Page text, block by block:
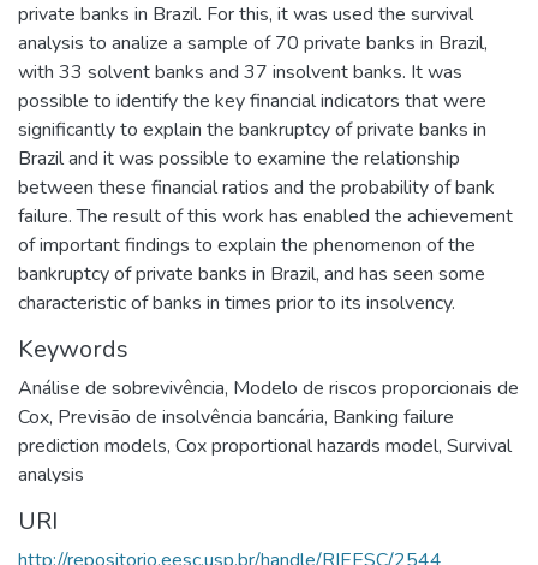
private banks in Brazil. For this, it was used the survival
analysis to analize a sample of 70 private banks in Brazil,
with 33 solvent banks and 37 insolvent banks. It was
possible to identify the key financial indicators that were
significantly to explain the bankruptcy of private banks in
Brazil and it was possible to examine the relationship
between these financial ratios and the probability of bank
failure. The result of this work has enabled the achievement
of important findings to explain the phenomenon of the
bankruptcy of private banks in Brazil, and has seen some
characteristic of banks in times prior to its insolvency.
Keywords
Análise de sobrevivência, Modelo de riscos proporcionais de
Cox, Previsão de insolvência bancária, Banking failure
prediction models, Cox proportional hazards model, Survival
analysis
URI